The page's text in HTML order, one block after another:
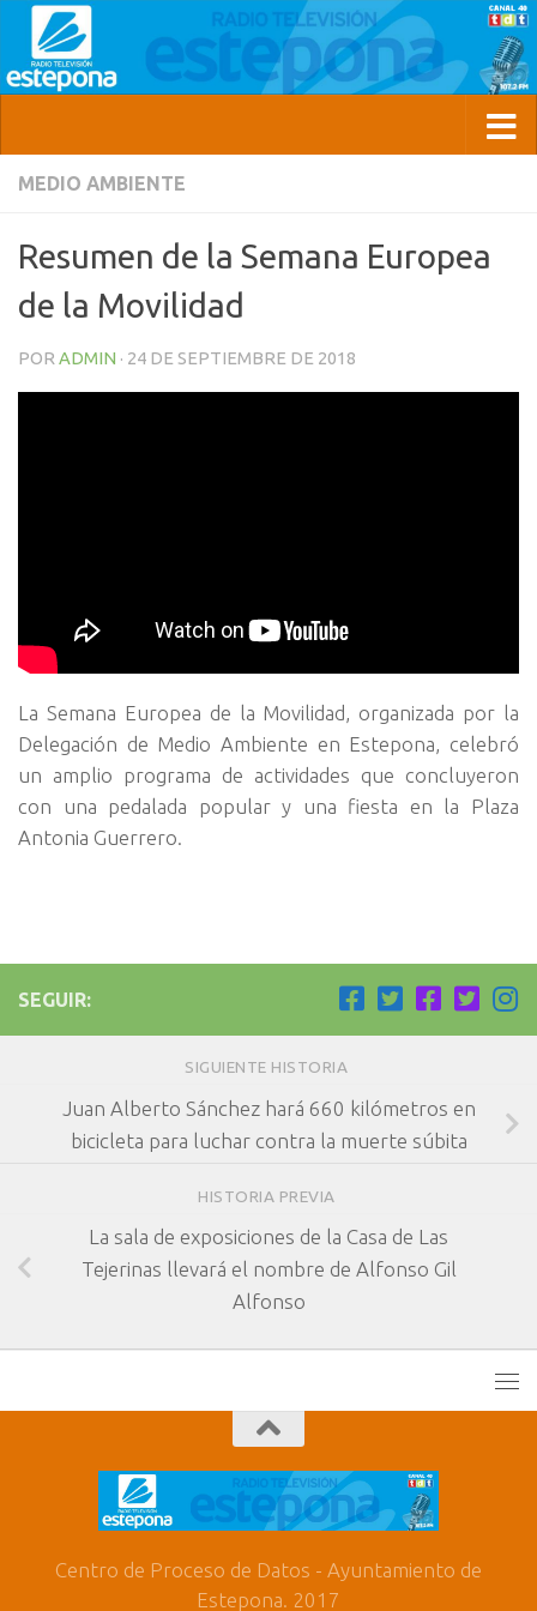
MEDIO AMBIENTE
Resumen de la Semana Europea
de la Movilidad
POR ADMIN · 24 DE SEPTIEMBRE DE 2018
La Semana Europea de la Movilidad, organizada por la
Delegación de Medio Ambiente en Estepona, celebró
un amplio programa de actividades que concluyeron
con una pedalada popular y una fiesta en la Plaza
Antonia Guerrero.
SEGUIR:
SIGUIENTE HISTORIA
Juan Alberto Sánchez hará 660 kilómetros en
bicicleta para luchar contra la muerte súbita
HISTORIA PREVIA
La sala de exposiciones de la Casa de Las
Tejerinas llevará el nombre de Alfonso Gil
Alfonso
Centro de Proceso de Datos - Ayuntamiento de
Estepona. 2017